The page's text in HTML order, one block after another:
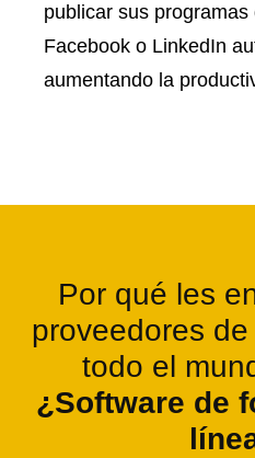
publicar sus
Facebook o LinkedIn
aumentando la
Por qué les
proveedores
todo el
¿Software de